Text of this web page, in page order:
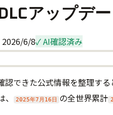
アップデ
2026/6/8✓ AI確認済み
認できた公式情報を整理す
2025年7月16日 の全世界累計